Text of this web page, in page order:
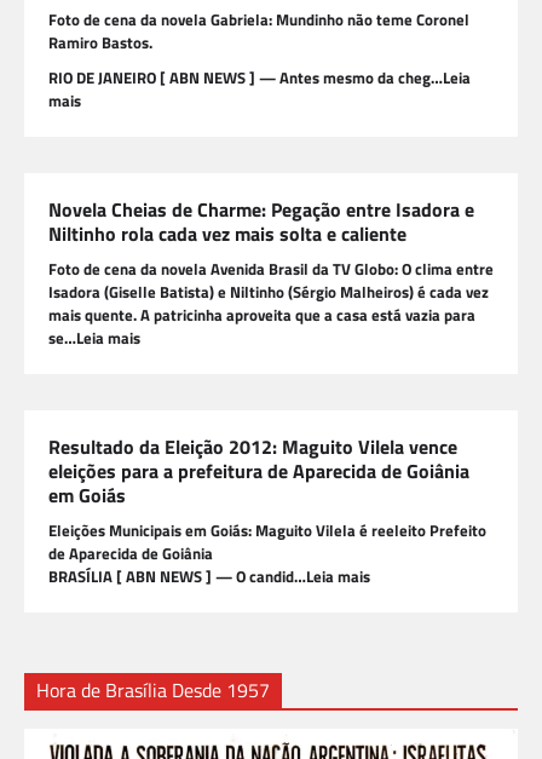
Foto de cena da novela Gabriela: Mundinho não teme Coronel
Ramiro Bastos.
RIO DE JANEIRO [ ABN NEWS ] — Antes mesmo da cheg…Leia
mais
Novela Cheias de Charme: Pegação entre Isadora e
Niltinho rola cada vez mais solta e caliente
Foto de cena da novela Avenida Brasil da TV Globo: O clima entre
Isadora (Giselle Batista) e Niltinho (Sérgio Malheiros) é cada vez
mais quente. A patricinha aproveita que a casa está vazia para
se…Leia mais
Resultado da Eleição 2012: Maguito Vilela vence
eleições para a prefeitura de Aparecida de Goiânia
em Goiás
Eleições Municipais em Goiás: Maguito Vilela é reeleito Prefeito
de Aparecida de Goiânia
BRASÍLIA [ ABN NEWS ] — O candid…Leia mais
Hora de Brasília Desde 1957